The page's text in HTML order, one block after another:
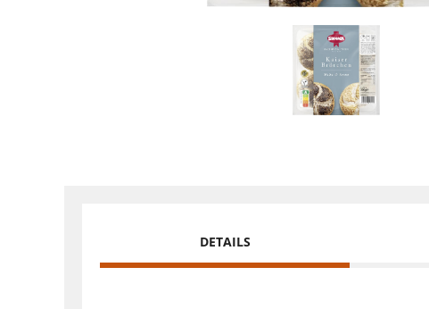
DETAILS